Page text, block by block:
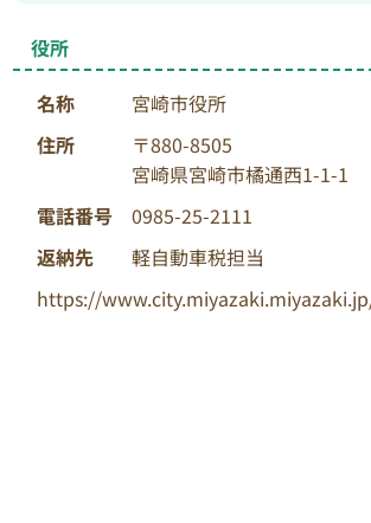
役所
名称
宮崎市役所
住所
〒880-8505
宮崎県宮崎市橘通西1-1-1
電話番号
0985-25-2111
返納先
軽自動車税担当
https://